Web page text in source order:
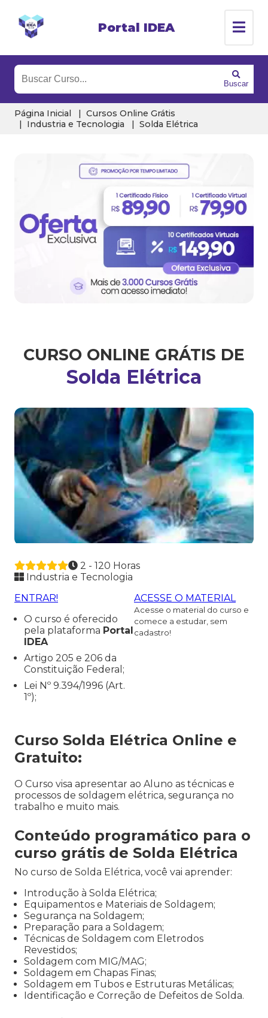
Portal IDEA
Buscar
Página Inicial
Cursos Online Grátis
Industria e Tecnologia
Solda Elétrica
CURSO ONLINE GRÁTIS DE
Solda Elétrica
2 - 120 Horas
Industria e Tecnologia
ENTRAR!
O curso é oferecido
pela plataforma Portal
IDEA
Artigo 205 e 206 da
Constituição Federal;
Lei Nº 9.394/1996 (Art.
1º);
ACESSE O MATERIAL
Acesse o material do curso e
comece a estudar, sem
cadastro!
Curso Solda Elétrica Online e
Gratuito:
O Curso visa apresentar ao Aluno as técnicas e
processos de soldagem elétrica, segurança no
trabalho e muito mais.
Conteúdo programático para o
curso grátis de Solda Elétrica
No curso de Solda Elétrica, você vai aprender:
Introdução à Solda Elétrica;
Equipamentos e Materiais de Soldagem;
Segurança na Soldagem;
Preparação para a Soldagem;
Técnicas de Soldagem com Eletrodos
Revestidos;
Soldagem com MIG/MAG;
Soldagem em Chapas Finas;
Soldagem em Tubos e Estruturas Metálicas;
Identificação e Correção de Defeitos de Solda.